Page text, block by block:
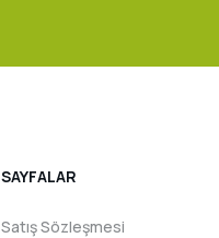
SAYFALAR
Satış Sözleşmesi